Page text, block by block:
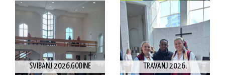
SVIBANJ 2026.GODINE TRAVANJ 2026.